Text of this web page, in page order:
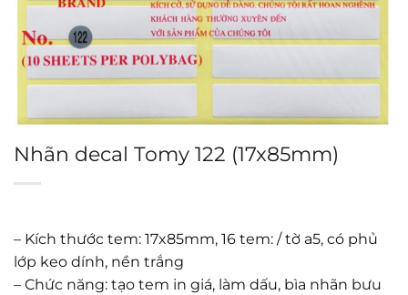
Nhãn decal Tomy 122 (17x85mm)
– Kích thước tem: 17x85mm, 16 tem: / tờ a5, có phủ
lớp keo dính, nền trắng
– Chức năng: tạo tem in giá, làm dấu, bìa nhãn bưu